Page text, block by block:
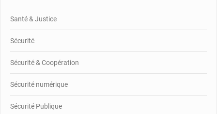
Santé & Justice
Sécurité
Sécurité & Coopération
Sécurité numérique
Sécurité Publique